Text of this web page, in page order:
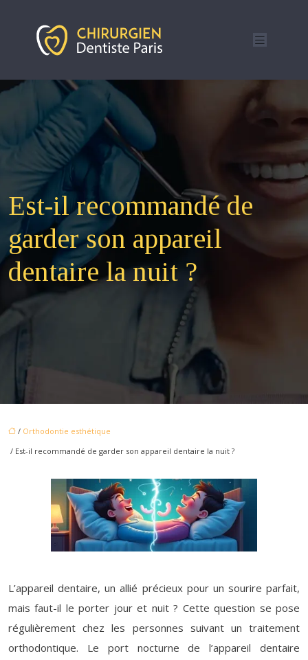
Est-il recommandé de
garder son appareil
dentaire la nuit ?
/ Orthodontie esthétique
/ Est-il recommandé de garder son appareil dentaire la nuit ?
L’appareil dentaire, un allié précieux pour un sourire parfait,
mais faut-il le porter jour et nuit ? Cette question se pose
régulièrement chez les personnes suivant un traitement
orthodontique. Le port nocturne de l’appareil dentaire